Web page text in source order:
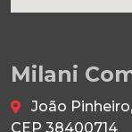
Milani
João
CEP 38400714